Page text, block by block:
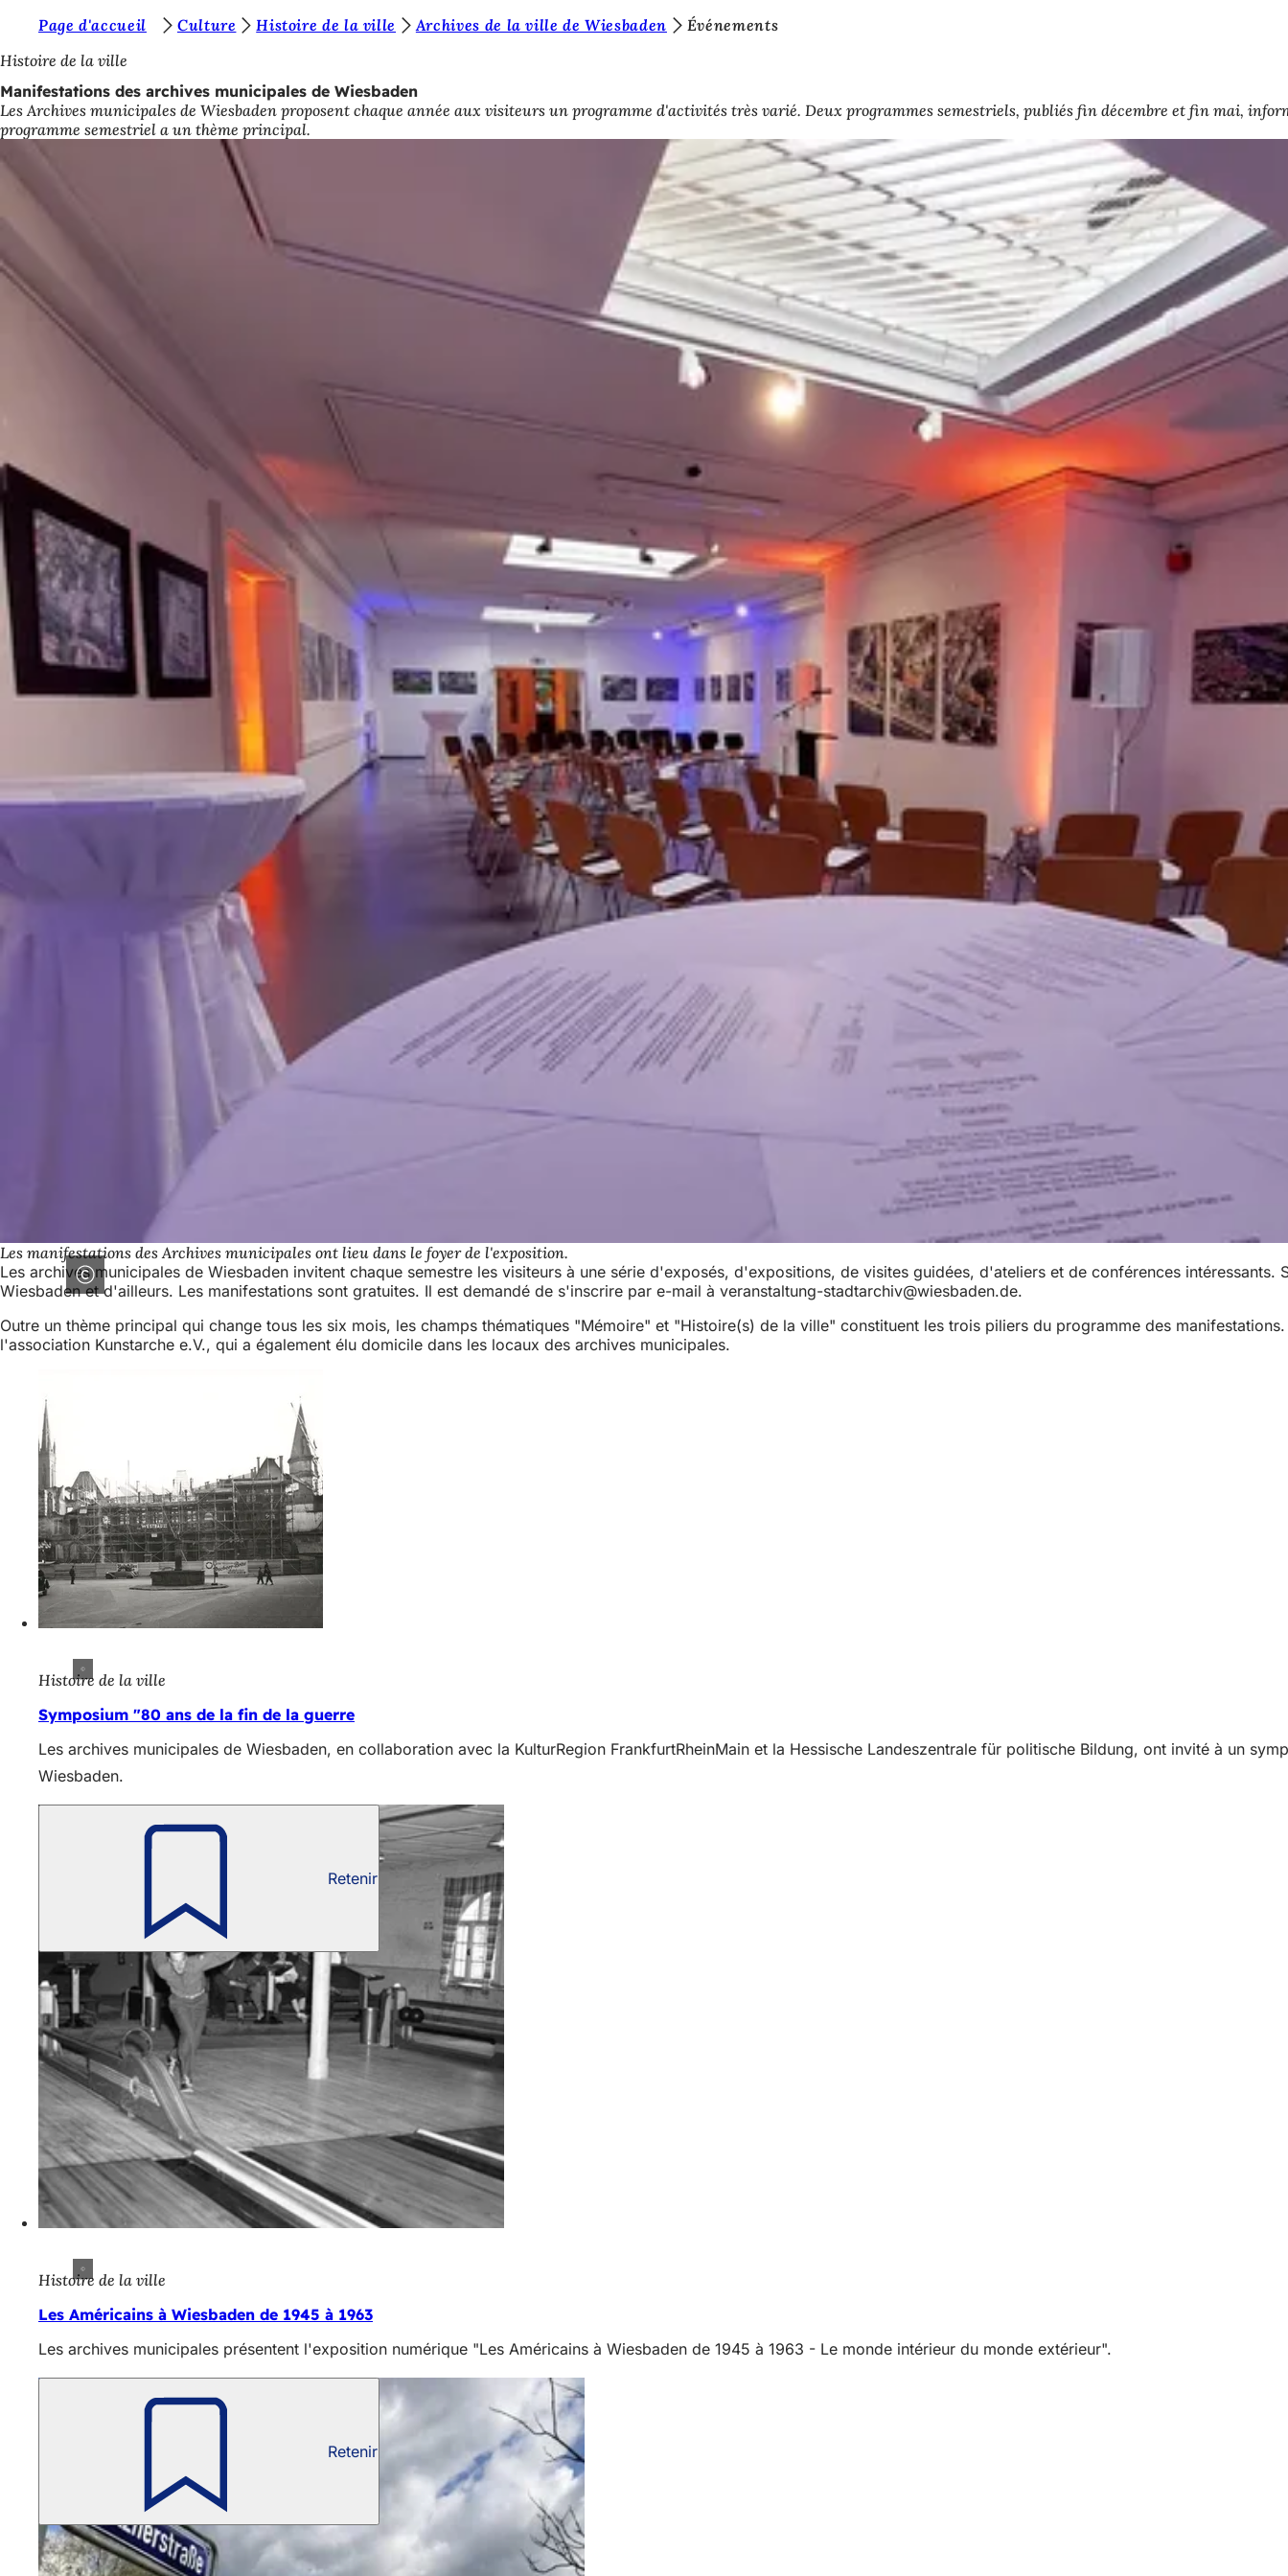
Accéder au contenu
o
u
s
ê
i
Page d'accueil Culture Histoire de la ville Archives de la ville de Wiesbaden
Événements
Histoire de la ville
Manifestations des archives municipales de Wiesbaden
Les Archives municipales de Wiesbaden proposent chaque année aux visiteurs un programme d'activités très varié. Deux programmes semestriels, publiés fin décembre et fin mai,
programme semestriel a un thème principal.
Les manifestations des Archives municipales ont lieu dans le foyer de l'exposition.
Les archives municipales de Wiesbaden invitent chaque semestre les visiteurs à une série d'exposés, d'expositions, de visites guidées, d'ateliers et de conférences intéressants.
Wiesbaden et d'ailleurs. Les manifestations sont gratuites. Il est demandé de s'inscrire par e-mail à veranstaltung-stadtarchiv wiesbaden de.
Outre un thème principal qui change tous les six mois, les champs thématiques "Mémoire" et "Histoire(s) de la ville" constituent les trois piliers du programme des
l'association Kunstarche e.V., qui a également élu domicile dans les locaux des archives municipales.
Histoire de la ville
Symposium "80 ans de la fin de la guerre
Les archives municipales de Wiesbaden, en collaboration avec la KulturRegion FrankfurtRheinMain et la Hessische Landeszentrale für politische Bildung, ont invité à un
Wiesbaden.
Retenir
Histoire de la ville
Les Américains à Wiesbaden de 1945 à 1963
Les archives municipales présentent l'exposition numérique "Les Américains à Wiesbaden de 1945 à 1963 - Le monde intérieur du monde extérieur".
Retenir